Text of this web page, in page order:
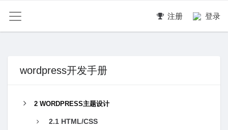
注册 登录
wordpress开发手册
2 WORDPRESS主题设计
2.1 HTML/CSS